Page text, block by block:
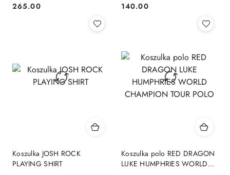
Cena:
265.00 Cena:
140.00
Koszulka JOSH ROCK
PLAYING SHIRT
Koszulka polo RED DRAGON
LUKE HUMPHRIES WORLD